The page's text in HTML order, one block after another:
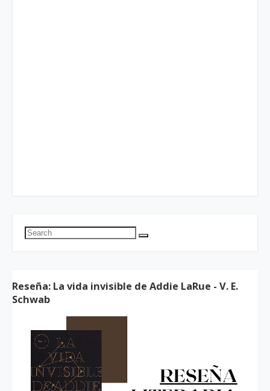
Reseña: La vida invisible de Addie LaRue - V. E.
Schwab